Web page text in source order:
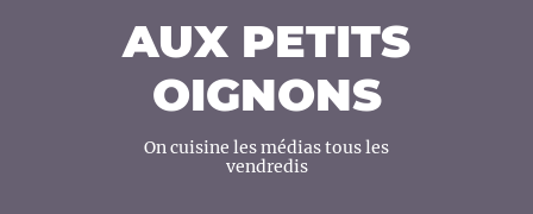
AUX PETITS
OIGNONS
On cuisine les médias tous les
vendredis